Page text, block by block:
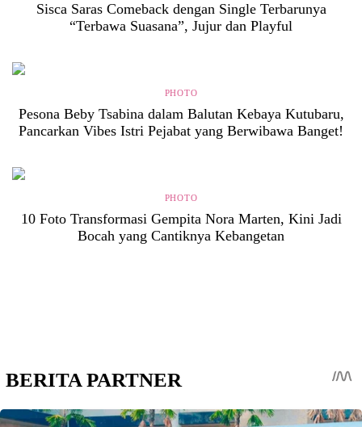
Sisca Saras Comeback dengan Single Terbarunya
“Terbawa Suasana”, Jujur dan Playful
PHOTO
Pesona Beby Tsabina dalam Balutan Kebaya Kutubaru,
Pancarkan Vibes Istri Pejabat yang Berwibawa Banget!
PHOTO
10 Foto Transformasi Gempita Nora Marten, Kini Jadi
Bocah yang Cantiknya Kebangetan